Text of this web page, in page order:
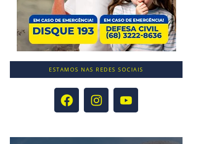
ESTAMOS NAS REDES SOCIAIS